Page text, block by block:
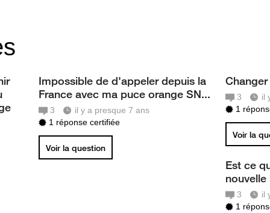
Impossible de d'appeler depuis la
France avec ma puce orange SN...
3
il y a presque 7 ans
1 réponse certifiée
Voir la question
3
il
1
Voir la
Est ce
3
il
1